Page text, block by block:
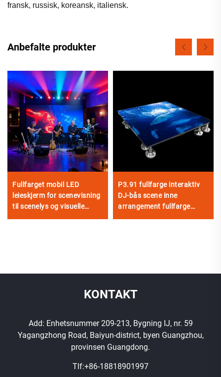
fransk, russisk, koreansk, italiensk.
Anbefalte produkter
Fullfarget mobil LED
leieskjerm for scenevisning
til scenelys og visuelle
P3.91 fullfarge interaktiv
DJ-bås scene inne
arrangement fullfarge
KONTAKT
Add: Enhetsnummer 209-213, Bygning IJ, nr. 59
Yagangzhong Road, Baiyun-district, byen Guangzhou,
provinsen Guangdong.
Tlf:+86-18818901997